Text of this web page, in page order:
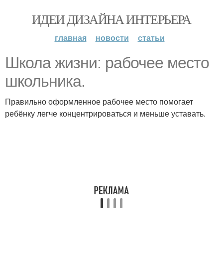
ИДЕИ ДИЗАЙНА ИНТЕРЬЕРА
главная новости статьи
Школа жизни: рабочее место
школьника.
Правильно оформленное рабочее место помогает
ребёнку легче концентрироваться и меньше уставать.